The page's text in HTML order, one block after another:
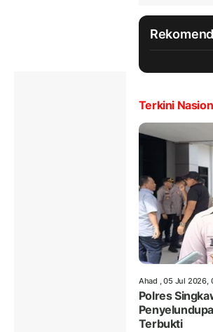
Terkini
Ahad , 05 Jul 2026,
Polres
Terbukti